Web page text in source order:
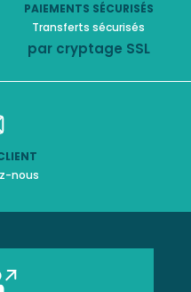
PAIEMENTS SÉCURISÉS
Transferts sécurisés
par cryptage SSL
nous